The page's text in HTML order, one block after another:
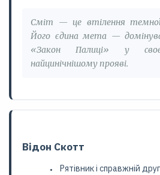
Сміт — це втілення
Його єдина мета —
«Закон Палиці» у
найцинічнішому прояві.
Відон Скотт
Рятівник і справжній